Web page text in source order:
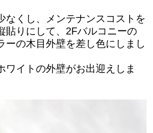
なくし、メンテナンスコストを
貼りにして、2Fバルコニーの
ーの木目外壁を差し色にしまし
ワイトの外壁がお出迎えしま